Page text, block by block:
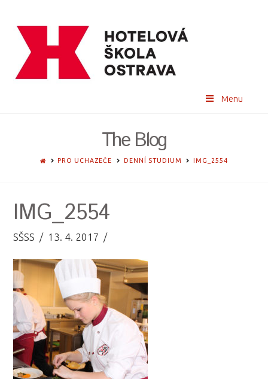
Menu
The Blog
HOMEPRO UCHAZEČE DENNÍ STUDIUM IMG_2554
IMG_2554
SŠSS 13. 4. 2017